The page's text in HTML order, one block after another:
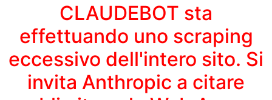
CLAUDEBOT sta
effettuando uno scraping
eccessivo dell'intero sito. Si
invita Anthropic a citare